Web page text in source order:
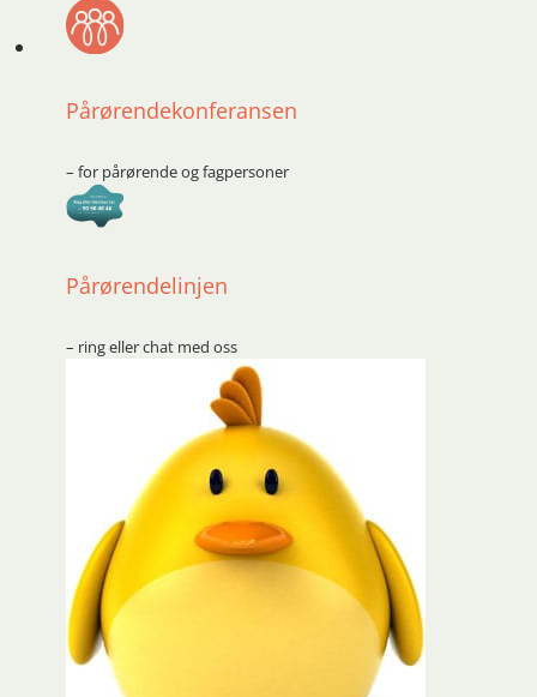
Pårørendekonferansen
– for pårørende og fagpersoner
Pårørendelinjen
– ring eller chat med oss